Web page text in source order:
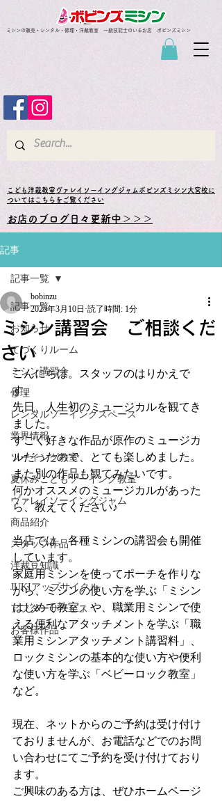
ミシンの販売・レンタル・修理・洋裁教室 一級技能士のいるお店 ボビンズミシン
​こども洋裁教室ヴァレイソーイングジャムボビンズミシン大宮校に
ついてはこちらをご覧ください
お店のブログ日々更新中＞＞＞
記事
記事一覧
お知らせ
てづくりルーム
ミシン講習会
修理
レンタルソーイングスペース
業界情報
ソーイング教室
夏休みこどもソーイング教室
ヴァレイソーイングジャム
商品紹介
スタッフ作品
洋裁豆知識
JUKIアップサイクル
アフターサービス
お客様作品
記事一覧
ミシン講習会 ご相談くだ
さい
bobinzu
2025年3月10日 読了時間: 1分
こんにちは。スタッフのはりかえで
す。
先日、人生初のミュージカルを観てき
ました。
すごく好きな作品が原作のミュージカ
ルだったので、とても楽しめました。
また別の作品も観てみたいです。
何かオススメのミュージカルがあった
ら、教えてください♪
当店では、各種ミシンの講習会も開催
しています。
家庭用ミシンを使ってポーチを作りな
がら、ミシンの使い方を学ぶ「ミシン
はじめて教室」や、職業用ミシンで使
える便利なアタッチメントを学ぶ「職
業用ミシンアタッチメント講習料」、
ロックミシンの基本的な使い方や便利
な使い方を学ぶ「ベビーロック教室」
など。
現在、ネットからのご予約は受け付け
ておりませんが、お電話などでのお問
い合わせにてご予約を受け付けており
ます。
ご興味のある方は、ぜひホームページ